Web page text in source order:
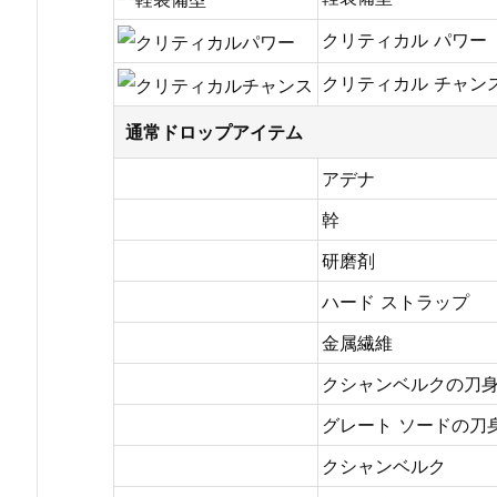
クリティカル パワー
クリティカル チャン
通常ドロップアイテム
アデナ
幹
研磨剤
ハード ストラップ
金属繊維
クシャンベルクの刀
グレート ソードの刀
クシャンベルク